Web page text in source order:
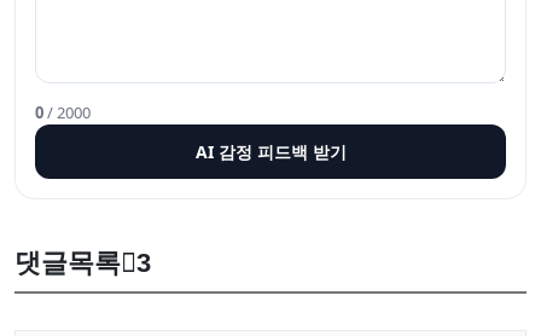
0/ 2000
AI 감정 피드백 받기
댓글목록 3